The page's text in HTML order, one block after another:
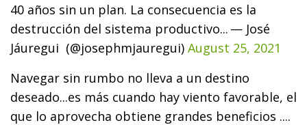
40 años sin un plan. La consecuencia es la
destrucción del sistema productivo... — José
Jáuregui (@josephmjauregui) August 25, 2021
Navegar sin rumbo no lleva a un destino
deseado...es más cuando hay viento favorable, el
que lo aprovecha obtiene grandes beneficios ....